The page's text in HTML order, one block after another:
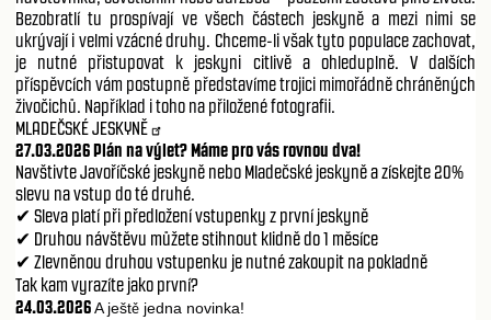
Bezobratlí tu prospívají ve všech částech jeskyně a mezi nimi se
ukrývají i velmi vzácné druhy. Chceme-li však tyto populace zachovat,
je nutné přistupovat k jeskyni citlivě a ohleduplně. V dalších
příspěvcích vám postupně představíme trojici mimořádně chráněných
živočichů. Například i toho na přiložené fotografii.
MLADEČSKÉ JESKYNĚ
27.03.2026 Plán na výlet? Máme pro vás rovnou dva!
Navštivte Javoříčské jeskyně nebo Mladečské jeskyně a získejte 20%
slevu na vstup do té druhé.
✔ Sleva platí při předložení vstupenky z první jeskyně
✔ Druhou návštěvu můžete stihnout klidně do 1 měsíce
✔ Zlevněnou druhou vstupenku je nutné zakoupit na pokladně
Tak kam vyrazíte jako první?
24.03.2026A ještě jedna novinka!